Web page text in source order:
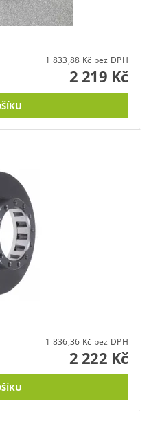
1 833,88 Kč bez DPH
2 219 Kč
1 836,36 Kč bez DPH
2 222 Kč